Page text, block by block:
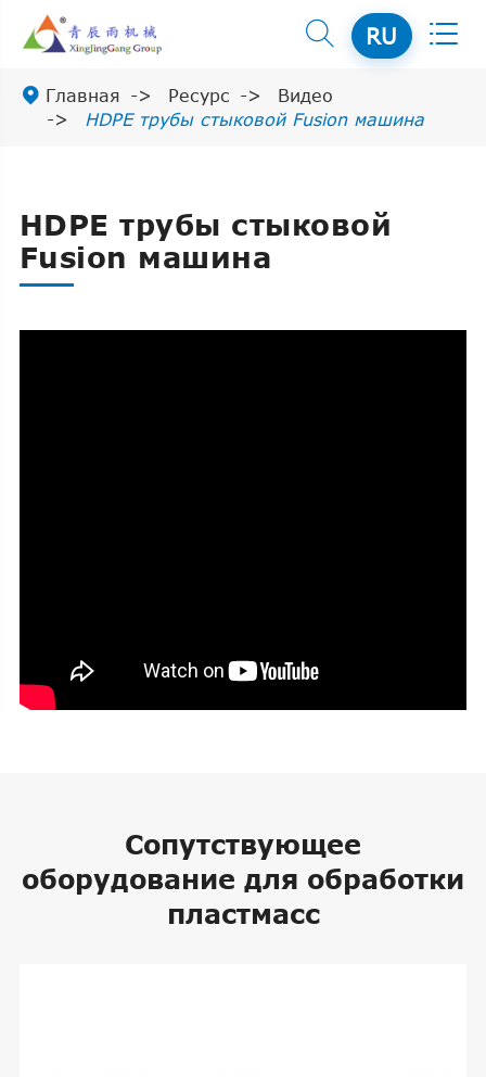
 RU 
 Главная Ресурс
Видео
HDPE трубы стыковой Fusion машина
HDPE трубы стыковой
Fusion машина
Сопутствующее
оборудование для обработки
пластмасс